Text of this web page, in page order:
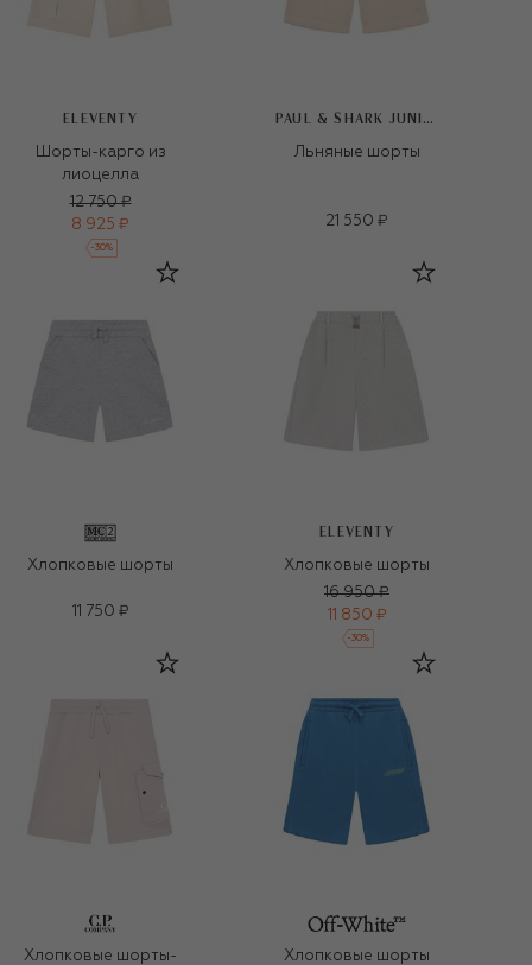
ELEVENTY
Шорты-карго из
лиоцелла
12 750 ₽
8 925 ₽
-30%
PAUL & SHARK JUNIOR
Льняные шорты
21 550 ₽
Хлопковые шорты
11 750 ₽
ELEVENTY
Хлопковые шорты
16 950 ₽
11 850 ₽
-30%
Хлопковые шорты-
Хлопковые шорты